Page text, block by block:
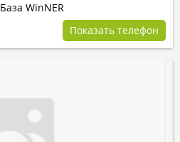
База WinNER
Показать телефон